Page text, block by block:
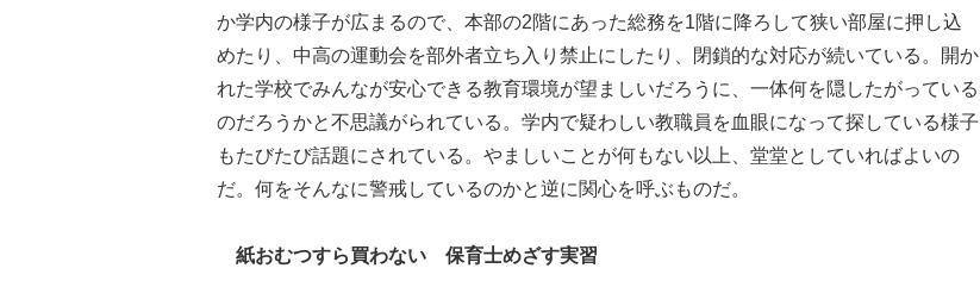
か学内の様子が広まるので、本部の2階にあった総務を1階に降ろして狭い部屋に押し込
めたり、中高の運動会を部外者立ち入り禁止にしたり、閉鎖的な対応が続いている。開か
れた学校でみんなが安心できる教育環境が望ましいだろうに、一体何を隠したがっている
のだろうかと不思議がられている。学内で疑わしい教職員を血眼になって探している様子
もたびたび話題にされている。やましいことが何もない以上、堂堂としていればよいの
だ。何をそんなに警戒しているのかと逆に関心を呼ぶものだ。
紙おむつすら買わない 保育士めざす実習